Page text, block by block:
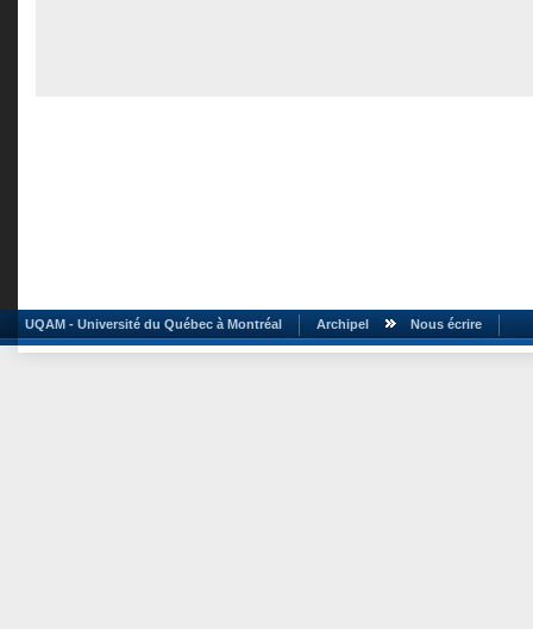
UQAM - Université du Québec à Montréal Archipel Nous écrire